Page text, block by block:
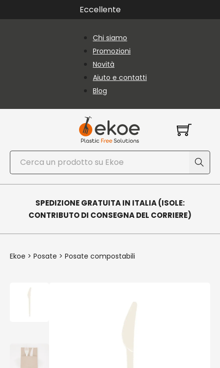
Vai al contenuto principale
Vai al piè di paginaEccellente
Chi siamo
Promozioni
Novità
Aiuto e contatti
Blog
Cerca
SPEDIZIONE GRATUITA IN ITALIA (ISOLE:
CONTRIBUTO DI CONSEGNA DEL CORRIERE)
Ekoe > Posate > Posate compostabili